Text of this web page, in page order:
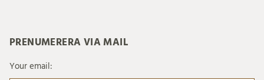
PRENUMERERA VIA MAIL
Your email: